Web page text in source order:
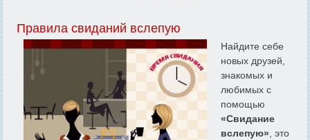
Правила свиданий вслепую
Найдите себе
новых друзей,
знакомых и
любимых с
помощью
«Свидание
вслепую» , это